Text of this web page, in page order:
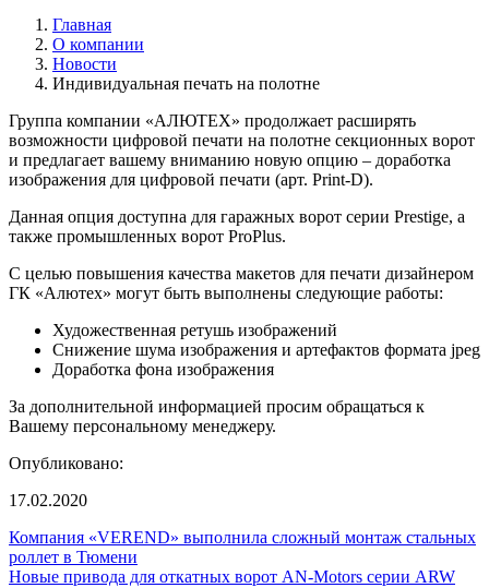
Главная
О компании
Новости
Индивидуальная печать на полотне
Группа компании «АЛЮТЕХ» продолжает расширять
возможности цифровой печати на полотне секционных ворот
и предлагает вашему вниманию новую опцию – доработка
изображения для цифровой печати (арт. Print-D).
Данная опция доступна для гаражных ворот серии Prestige, а
также промышленных ворот ProPlus.
С целью повышения качества макетов для печати дизайнером
ГК «Алютех» могут быть выполнены следующие работы:
Художественная ретушь изображений
Снижение шума изображения и артефактов формата jpeg
Доработка фона изображения
За дополнительной информацией просим обращаться к
Вашему персональному менеджеру.
Опубликовано:
17.02.2020
Компания «VEREND» выполнила сложный монтаж стальных
роллет в Тюмени
Новые привода для откатных ворот AN-Motors серии ARW